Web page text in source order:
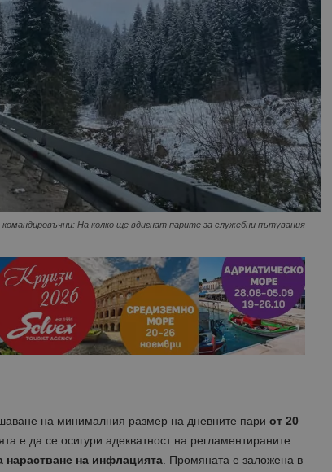
На колко ще вдигнат парите за служебни пътувания
на минималния размер на дневните пари от 20
е да се осигури адекватност на регламентираните
нарастване на инфлацията. Промяната е заложена в